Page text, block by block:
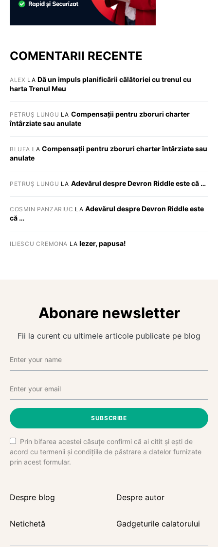
COMENTARII RECENTE
ALEX LA Dă un impuls planificării călătoriei cu trenul cu
harta Trenul Meu
PETRUȘ LUNGU LA Compensații pentru zboruri charter
întârziate sau anulate
BLUEA LACompensații pentru zboruri charter întârziate sau
anulate
PETRUȘ LUNGU LA Adevărul despre Devron Riddle este că …
COSMIN PANZARIUC LA Adevărul despre Devron Riddle este
că …
ILIESCU CREMONA LA Iezer, papusa!
Abonare newsletter
Fii la curent cu ultimele articole publicate pe blog
SUBSCRIBE
Prin bifarea acestei căsuțe confirmi că ai citit și ești de
acord cu termenii și condițiile de păstrare a datelor furnizate
prin acest formular.
Despre blog Despre autor
Netichetă Gadgeturile calatorului